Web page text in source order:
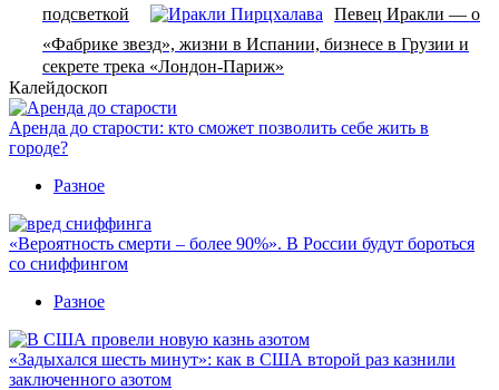
подсветкой
Певец Иракли — о
«Фабрике звезд», жизни в Испании, бизнесе в Грузии и
секрете трека «Лондон-Париж»
Калейдоскоп
Аренда до старости: кто сможет позволить себе жить в
городе?
Разное
«Вероятность смерти – более 90%». В России будут бороться
со сниффингом
Разное
«Задыхался шесть минут»: как в США второй раз казнили
заключенного азотом